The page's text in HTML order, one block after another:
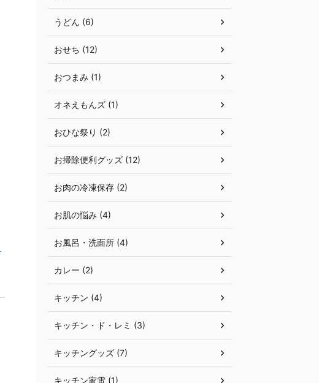
うどん (6)
おせち (12)
おつまみ (1)
オネえもんズ (1)
おひな祭り (2)
お掃除便利グッズ (12)
お肉の冷凍保存 (2)
お肌の悩み (4)
お風呂・洗面所 (4)
カレー (2)
キッチン (4)
キッチン・ド・レミ (3)
キッチングッズ (7)
キッチン家電 (1)